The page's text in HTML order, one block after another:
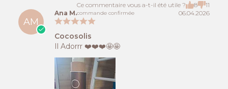
Ce commentaire vous a-t-il été utile ? 8 11
AM
Ana M.commande confirmée 06.04.2026
Cocosolis
Il Adorrr ❤️❤️❤️🤩🤩